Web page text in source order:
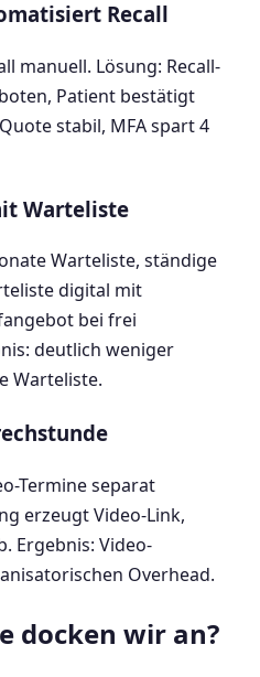
Recall
manuell. Lösung: Recall-
Patient bestätigt
stabil, MFA spart 4
Warteliste
Warteliste, ständige
digital mit
bei frei
deutlich weniger
Warteliste.
Termine separat
erzeugt Video-Link,
Ergebnis: Video-
Overhead.
docken wir an?